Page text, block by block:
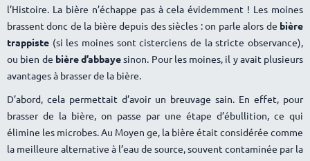
l’Histoire. La bière n’échappe pas à cela évidemment ! Les moines
brassent donc de la bière depuis des siècles : on parle alors de bière
trappiste (si les moines sont cisterciens de la stricte observance),
ou bien de bière d’abbayesinon. Pour les moines, il y avait plusieurs
avantages à brasser de la bière.
D’abord, cela permettait d’avoir un breuvage sain. En effet, pour
brasser de la bière, on passe par une étape d’ébullition, ce qui
élimine les microbes. Au Moyen ge, la bière était considérée comme
la meilleure alternative à l’eau de source, souvent contaminée par la